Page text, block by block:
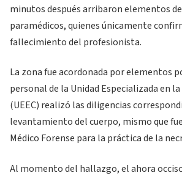
minutos después arribaron elementos
paramédicos, quienes únicamente
fallecimiento del profesionista.
La zona fue acordonada por elementos
personal de la Unidad Especializada en
(UEEC) realizó las diligencias
levantamiento del cuerpo, mismo que
Médico Forense para la práctica de la
Al momento del hallazgo, el ahora